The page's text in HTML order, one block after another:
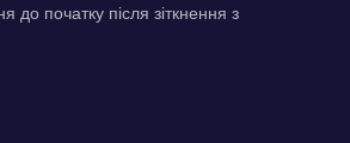
до початку після зіткнення з